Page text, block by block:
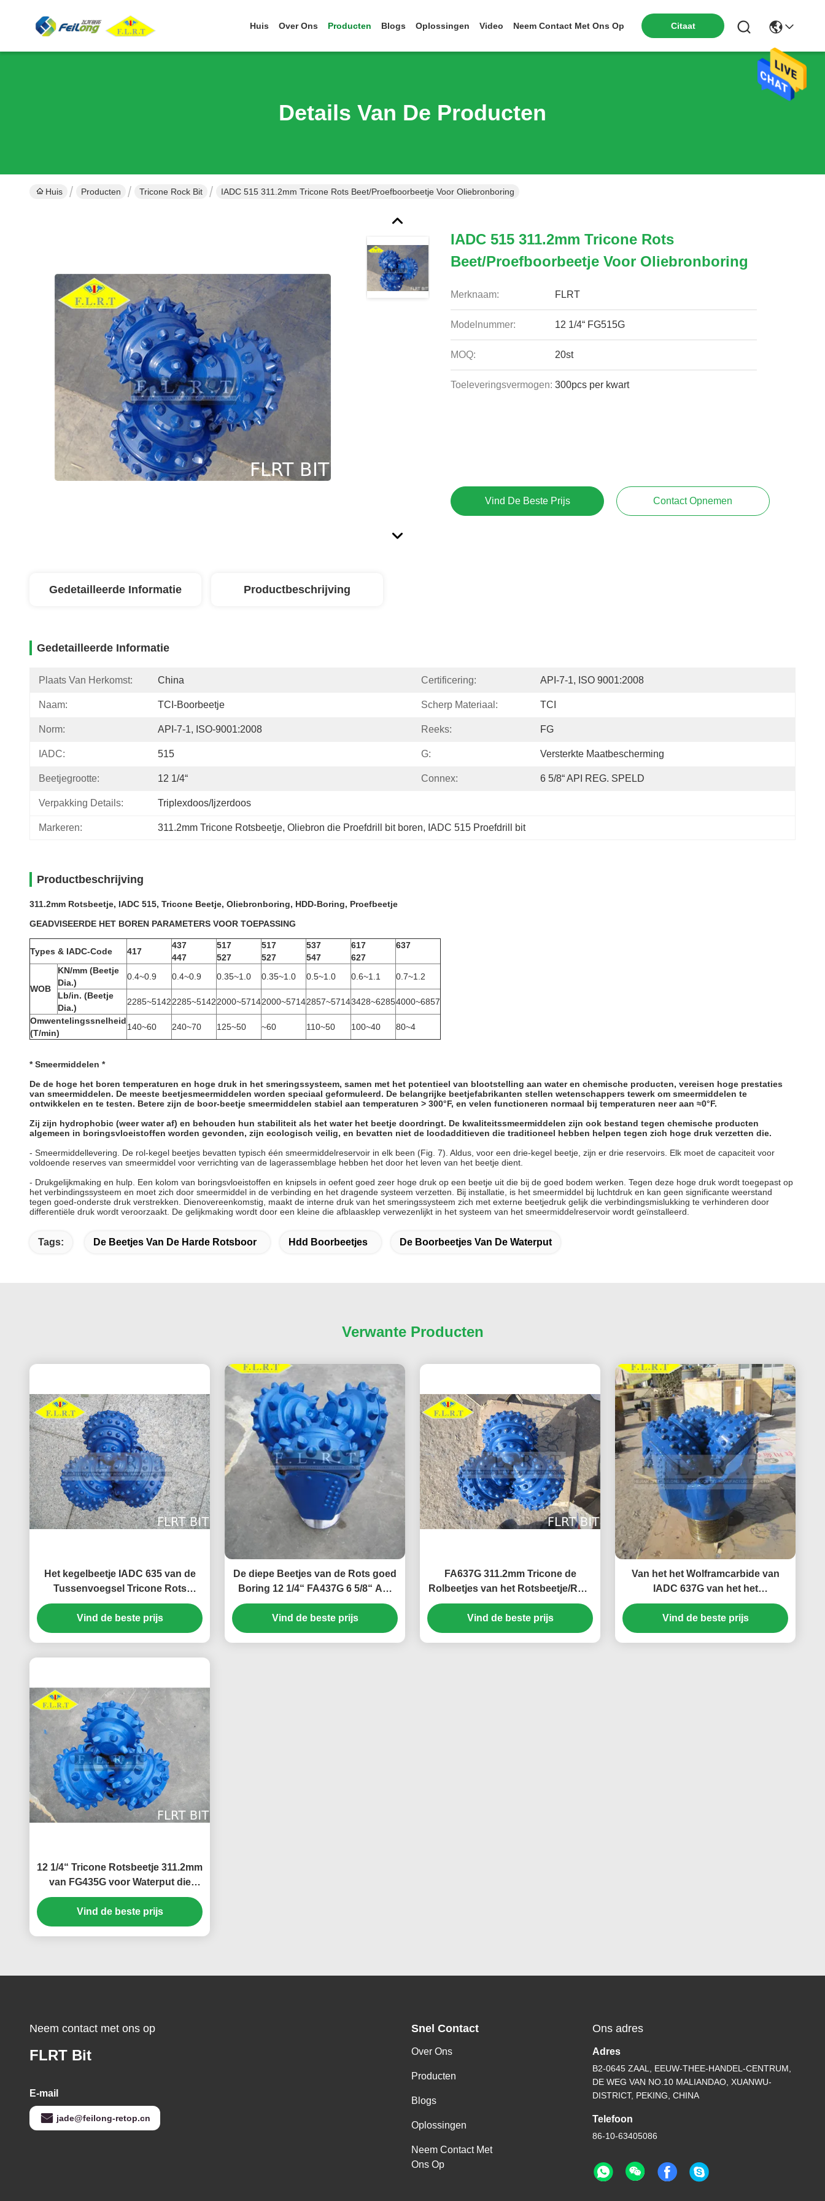
Huis Over Ons Producten Blogs Oplossingen Video Neem Contact Met Ons Op Citaat
Details Van De Producten
Huis Producten Tricone Rock Bit IADC 515 311.2mm Tricone Rots Beet/Proefboorbeetje Voor Oliebronboring
IADC 515 311.2mm Tricone Rots
Beet/Proefboorbeetje Voor Oliebronboring
Merknaam: FLRT
Modelnummer: 12 1/4“ FG515G
MOQ: 20st
Toeleveringsvermogen: 300pcs per kwart
Vind De Beste Prijs Contact Opnemen
Gedetailleerde Informatie Productbeschrijving
Gedetailleerde Informatie
Plaats Van Herkomst: China Certificering: API-7-1, ISO 9001:2008
Naam: TCI-Boorbeetje Scherp Materiaal: TCI
Norm: API-7-1, ISO-9001:2008 Reeks: FG
IADC: 515 G: Versterkte Maatbescherming
Beetjegrootte: 12 1/4“ Connex: 6 5/8“ API REG. SPELD
Verpakking Details: Triplexdoos/ijzerdoos
Markeren: 311.2mm Tricone Rotsbeetje, Oliebron die Proefdrill bit boren, IADC 515 Proefdrill bit
Productbeschrijving
311.2mm Rotsbeetje, IADC 515, Tricone Beetje, Oliebronboring, HDD-Boring, Proefbeetje
GEADVISEERDE HET BOREN PARAMETERS VOOR TOEPASSING
Types & IADC-Code 417
437
447
517
527
517
527
537
547
617
627
637
WOB
KN/mm (Beetje
Dia.)
0.4~0.9 0.4~0.9 0.35~1.0 0.35~1.0 0.5~1.0 0.6~1.1
0.7~1.2
Lb/in. (Beetje
Dia.)
2285~51422285~51422000~57142000~57142857~57143428~62854000~6857
Omwentelingssnelheid
(T/min)
140~60 240~70 125~50 ~60 110~50 100~40 80~4
* Smeermiddelen *
De de hoge het boren temperaturen en hoge druk in het smeringssysteem, samen met het potentieel van blootstelling aan water en chemische producten, vereisen hoge prestaties
van smeermiddelen. De meeste beetjesmeermiddelen worden speciaal geformuleerd. De belangrijke beetjefabrikanten stellen wetenschappers tewerk om smeermiddelen te
ontwikkelen en te testen. Betere zijn de boor-beetje smeermiddelen stabiel aan temperaturen > 300°F, en velen functioneren normaal bij temperaturen neer aan ≈0°F.
Zij zijn hydrophobic (weer water af) en behouden hun stabiliteit als het water het beetje doordringt. De kwaliteitssmeermiddelen zijn ook bestand tegen chemische producten
algemeen in boringsvloeistoffen worden gevonden, zijn ecologisch veilig, en bevatten niet de loodadditieven die traditioneel hebben helpen tegen zich hoge druk verzetten die.
- Smeermiddellevering. De rol-kegel beetjes bevatten typisch één smeermiddelreservoir in elk been (Fig. 7). Aldus, voor een drie-kegel beetje, zijn er drie reservoirs. Elk moet de capaciteit voor
voldoende reserves van smeermiddel voor verrichting van de lagerassemblage hebben het door het leven van het beetje dient.
- Drukgelijkmaking en hulp. Een kolom van boringsvloeistoffen en knipsels in oefent goed zeer hoge druk op een beetje uit die bij de goed bodem werken. Tegen deze hoge druk wordt toegepast op
het verbindingssysteem en moet zich door smeermiddel in de verbinding en het dragende systeem verzetten. Bij installatie, is het smeermiddel bij luchtdruk en kan geen significante weerstand
tegen goed-onderste druk verstrekken. Dienovereenkomstig, maakt de interne druk van het smeringssysteem zich met externe beetjedruk gelijk die verbindingsmislukking te verhinderen door
differentiële druk wordt veroorzaakt. De gelijkmaking wordt door een kleine die afblaasklep verwezenlijkt in het systeem van het smeermiddelreservoir wordt geïnstalleerd.
Tags: De Beetjes Van De Harde Rotsboor Hdd Boorbeetjes De Boorbeetjes Van De Waterput
Verwante Producten
Het kegelbeetje IADC 635 van de
Tussenvoegsel Tricone Rots
Blauwe Kleur met Verzegeld
Rollager
Vind de beste prijs
De diepe Beetjes van de Rots goed
Boring 12 1/4“ FA437G 6 5/8“ API
REG. SPELD voor Aardolieboring
Vind de beste prijs
FA637G 311.2mm Tricone de
Rolbeetjes van het Rotsbeetje/Rots
voor het Geothermische goed
Boren
Vind de beste prijs
Van het het Wolframcarbide van
IADC 637G van het het
Tussenvoegselbeetje de
Mijnbouwhulponderdelen voor
Harde Vorming
Vind de beste prijs
12 1/4“ Tricone Rotsbeetje 311.2mm
van FG435G voor Waterput die
Verklaarde ISO 9001 boren
Vind de beste prijs
Neem contact met ons op
FLRT Bit
E-mail
jade@feilong-retop.cn
Snel Contact
Over Ons
Producten
Blogs
Oplossingen
Neem Contact Met
Ons Op
Ons adres
Adres
B2-0645 ZAAL, EEUW-THEE-HANDEL-CENTRUM,
DE WEG VAN NO.10 MALIANDAO, XUANWU-
DISTRICT, PEKING, CHINA
Telefoon
86-10-63405086